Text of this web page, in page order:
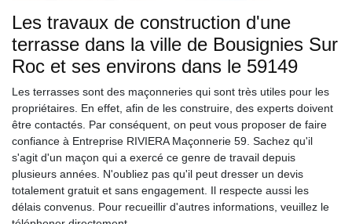
Les travaux de construction d'une
terrasse dans la ville de Bousignies Sur
Roc et ses environs dans le 59149
Les terrasses sont des maçonneries qui sont très utiles pour les
propriétaires. En effet, afin de les construire, des experts doivent
être contactés. Par conséquent, on peut vous proposer de faire
confiance à Entreprise RIVIERA Maçonnerie 59. Sachez qu'il
s'agit d'un maçon qui a exercé ce genre de travail depuis
plusieurs années. N'oubliez pas qu'il peut dresser un devis
totalement gratuit et sans engagement. Il respecte aussi les
délais convenus. Pour recueillir d'autres informations, veuillez le